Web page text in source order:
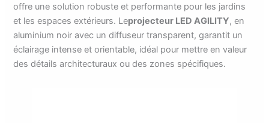
offre une solution robuste et performante pour les jardins
et les espaces extérieurs. Leprojecteur LED AGILITY, en
aluminium noir avec un diffuseur transparent, garantit un
éclairage intense et orientable, idéal pour mettre en valeur
des détails architecturaux ou des zones spécifiques.